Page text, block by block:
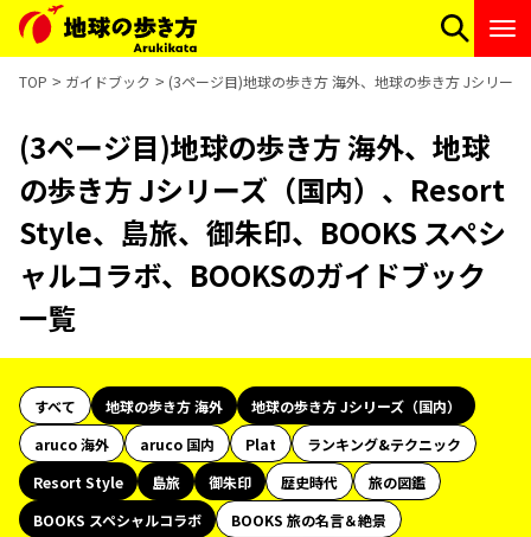
TOP ガイドブック (3ページ目)地球の歩き方 海外、地球の歩き方 Jシリー
(3ページ目)地球の歩き方 海外、地球
の歩き方 Jシリーズ（国内）、Resort
Style、島旅、御朱印、BOOKS スペシ
ャルコラボ、BOOKSのガイドブック
一覧
すべて 地球の歩き方 海外
地球の歩き方 Jシリーズ（国内）
aruco 海外
aruco 国内 Plat
ランキング&テクニック
Resort Style
島旅 御朱印 歴史時代
旅の図鑑
BOOKS スペシャルコラボ
BOOKS 旅の名言＆絶景